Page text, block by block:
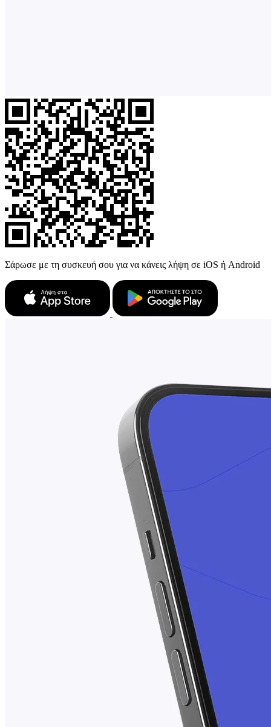
Σάρωσε με τη συσκευή σου για να κάνεις λήψη σε iOS ή Android